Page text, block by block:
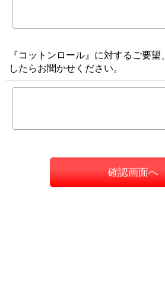
『コットンロール』に対するご要
したらお聞かせください。
確認画面へ